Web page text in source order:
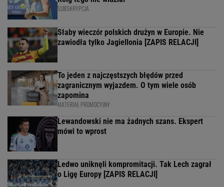
SUBSKRYPCJA
Słaby wieczór polskich drużyn w Europie. Nie
zawiodła tylko Jagiellonia [ZAPIS RELACJI]
To jeden z najczęstszych błędów przed
zagranicznym wyjazdem. O tym wiele osób
zapomina
MATERIAŁ PROMOCYJNY
Lewandowski nie ma żadnych szans. Ekspert
mówi to wprost
Ledwo uniknęli kompromitacji. Tak Lech zagrał
o Ligę Europy [ZAPIS RELACJI]